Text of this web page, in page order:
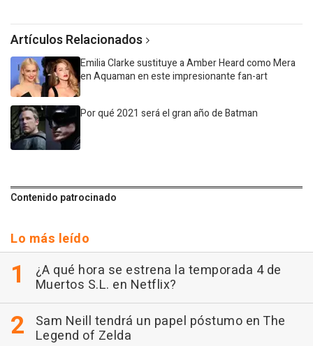
Artículos Relacionados
Emilia Clarke sustituye a Amber Heard como Mera
en Aquaman en este impresionante fan-art
Por qué 2021 será el gran año de Batman
Contenido patrocinado
Lo más leído
¿A qué hora se estrena la temporada 4 de
Muertos S.L. en Netflix?
Sam Neill tendrá un papel póstumo en The
Legend of Zelda